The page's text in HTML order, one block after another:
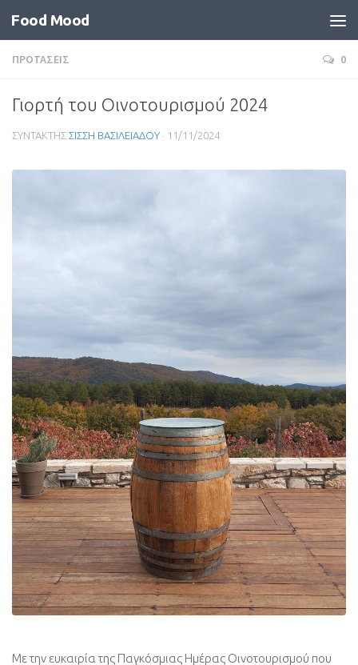
Food Mood
ΠΡΟΤΑΣΕΙΣ 0
Γιορτή του Οινοτουρισμού 2024
ΣΥΝΤΑΚΤΗΣ ΣΙΣΣΗ ΒΑΣΙΛΕΙΑΔΟΥ · 11/11/2024
Με την ευκαιρία της Παγκόσμιας Ημέρας Οινοτουρισμού που